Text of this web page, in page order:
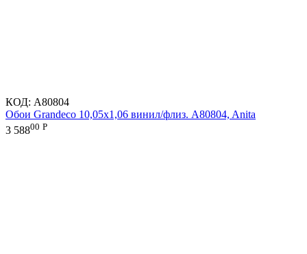
КОД: A80804
Обои Grandeco 10,05х1,06 винил/флиз. A80804, Anita
3 58800 Р